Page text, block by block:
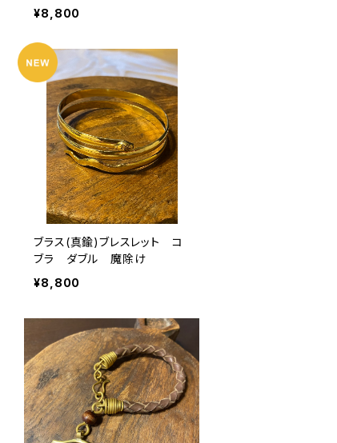
ター 玉型 スモール
¥8,800
ブラス(真鍮)ブレスレット コ
ブラ ダブル 魔除け
¥8,800